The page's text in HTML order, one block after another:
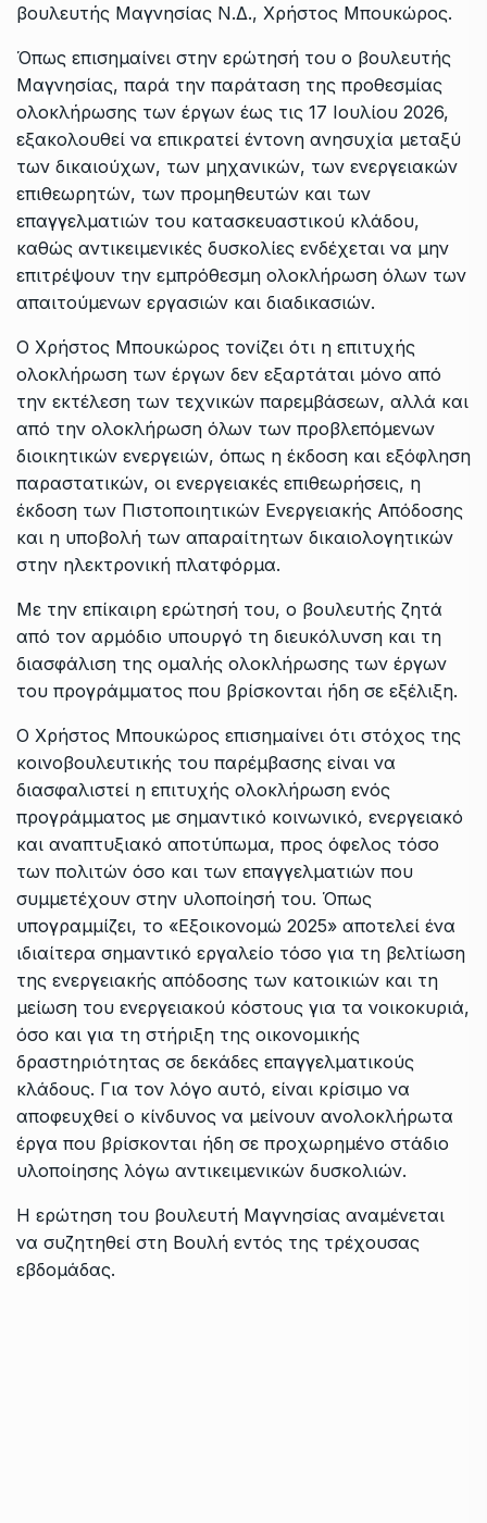
βουλευτής Μαγνησίας Ν.Δ., Χρήστος Μπουκώρος.
Όπως επισημαίνει στην ερώτησή του ο βουλευτής
Μαγνησίας, παρά την παράταση της προθεσμίας
ολοκλήρωσης των έργων έως τις 17 Ιουλίου 2026,
εξακολουθεί να επικρατεί έντονη ανησυχία μεταξύ
των δικαιούχων, των μηχανικών, των ενεργειακών
επιθεωρητών, των προμηθευτών και των
επαγγελματιών του κατασκευαστικού κλάδου,
καθώς αντικειμενικές δυσκολίες ενδέχεται να μην
επιτρέψουν την εμπρόθεσμη ολοκλήρωση όλων των
απαιτούμενων εργασιών και διαδικασιών.
Ο Χρήστος Μπουκώρος τονίζει ότι η επιτυχής
ολοκλήρωση των έργων δεν εξαρτάται μόνο από
την εκτέλεση των τεχνικών παρεμβάσεων, αλλά και
από την ολοκλήρωση όλων των προβλεπόμενων
διοικητικών ενεργειών, όπως η έκδοση και εξόφληση
παραστατικών, οι ενεργειακές επιθεωρήσεις, η
έκδοση των Πιστοποιητικών Ενεργειακής Απόδοσης
και η υποβολή των απαραίτητων δικαιολογητικών
στην ηλεκτρονική πλατφόρμα.
Με την επίκαιρη ερώτησή του, ο βουλευτής ζητά
από τον αρμόδιο υπουργό τη διευκόλυνση και τη
διασφάλιση της ομαλής ολοκλήρωσης των έργων
του προγράμματος που βρίσκονται ήδη σε εξέλιξη.
Ο Χρήστος Μπουκώρος επισημαίνει ότι στόχος της
κοινοβουλευτικής του παρέμβασης είναι να
διασφαλιστεί η επιτυχής ολοκλήρωση ενός
προγράμματος με σημαντικό κοινωνικό, ενεργειακό
και αναπτυξιακό αποτύπωμα, προς όφελος τόσο
των πολιτών όσο και των επαγγελματιών που
συμμετέχουν στην υλοποίησή του. Όπως
υπογραμμίζει, το «Εξοικονομώ 2025» αποτελεί ένα
ιδιαίτερα σημαντικό εργαλείο τόσο για τη βελτίωση
της ενεργειακής απόδοσης των κατοικιών και τη
μείωση του ενεργειακού κόστους για τα νοικοκυριά,
όσο και για τη στήριξη της οικονομικής
δραστηριότητας σε δεκάδες επαγγελματικούς
κλάδους. Για τον λόγο αυτό, είναι κρίσιμο να
αποφευχθεί ο κίνδυνος να μείνουν ανολοκλήρωτα
έργα που βρίσκονται ήδη σε προχωρημένο στάδιο
υλοποίησης λόγω αντικειμενικών δυσκολιών.
Η ερώτηση του βουλευτή Μαγνησίας αναμένεται
να συζητηθεί στη Βουλή εντός της τρέχουσας
εβδομάδας.